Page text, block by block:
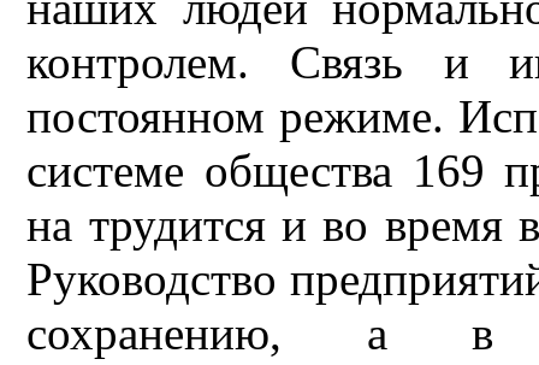
контролем. Связь и
постоянном режиме.
системе общества 169
на трудится и во время
Руководство
сохранению, а